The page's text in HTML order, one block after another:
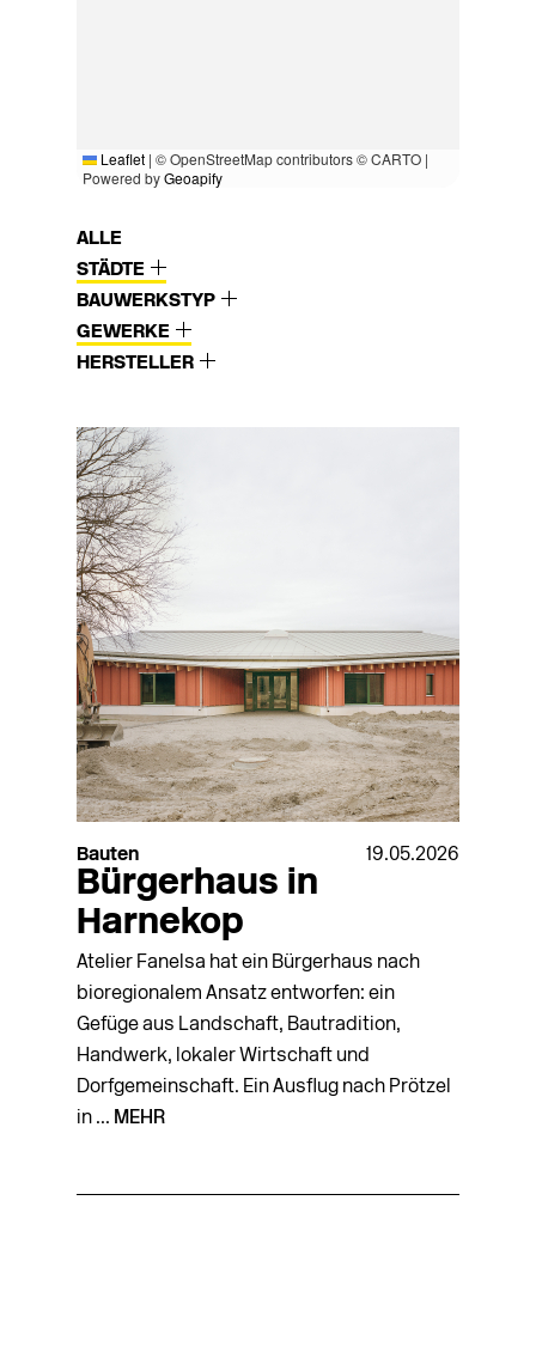
Leaflet | © OpenStreetMap contributors © CARTO |
Powered byGeoapify
ALLE
STÄDTE
BAUWERKSTYP
GEWERKE
HERSTELLER
Bauten 19.05.2026
Bürgerhaus in
Harnekop
Atelier Fanelsa hat ein Bürgerhaus nach
bioregionalem Ansatz entworfen: ein
Gefüge aus Landschaft, Bautradition,
Handwerk, lokaler Wirtschaft und
Dorfgemeinschaft. Ein Ausflug nach Prötzel
in ... MEHR